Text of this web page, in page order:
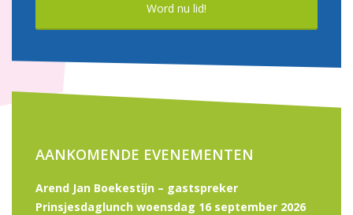
Word nu lid!
AANKOMENDE EVENEMENTEN
Arend Jan Boekestijn – gastspreker
Prinsjesdaglunch woensdag 16 september 2026